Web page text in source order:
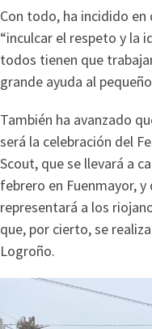
Con todo, ha incidido en
“inculcar el respeto y la
todos tienen que
grande ayuda al
También ha avanzado
será la celebración del
Scout, que se llevará a
febrero en Fuenmayor,
representará a los
que, por cierto, se
Logroño.